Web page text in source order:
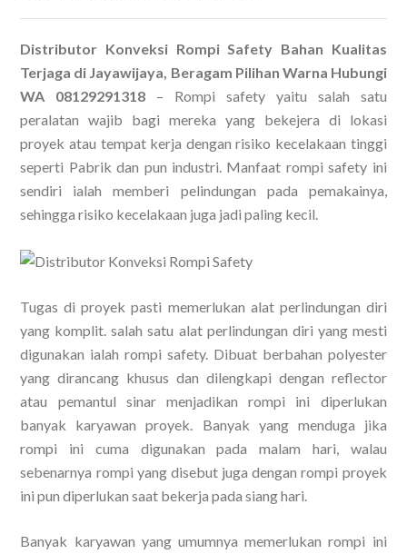
Distributor Konveksi Rompi Safety Bahan Kualitas
Terjaga di Jayawijaya, Beragam Pilihan Warna Hubungi
WA 08129291318 – Rompi safety yaitu salah satu
peralatan wajib bagi mereka yang bekejera di lokasi
proyek atau tempat kerja dengan risiko kecelakaan tinggi
seperti Pabrik dan pun industri. Manfaat rompi safety ini
sendiri ialah memberi pelindungan pada pemakainya,
sehingga risiko kecelakaan juga jadi paling kecil.
Tugas di proyek pasti memerlukan alat perlindungan diri
yang komplit. salah satu alat perlindungan diri yang mesti
digunakan ialah rompi safety. Dibuat berbahan polyester
yang dirancang khusus dan dilengkapi dengan reflector
atau pemantul sinar menjadikan rompi ini diperlukan
banyak karyawan proyek. Banyak yang menduga jika
rompi ini cuma digunakan pada malam hari, walau
sebenarnya rompi yang disebut juga dengan rompi proyek
ini pun diperlukan saat bekerja pada siang hari.
Banyak karyawan yang umumnya memerlukan rompi ini